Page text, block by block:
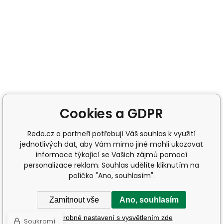
Cookies a GDPR
Redo.cz a partneři potřebují Váš souhlas k využití
jednotlivých dat, aby Vám mimo jiné mohli ukazovat
informace týkající se Vašich zájmů pomocí
personalizace reklam. Souhlas udělíte kliknutím na
políčko "Ano, souhlasím".
Zamítnout vše Ano, souhlasím
Podrobné nastavení s vysvětlením zde
Soukromí